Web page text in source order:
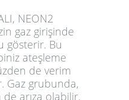
NEON2
gaz girişinde
gösterir. Bu
ateşleme
de verim
Gaz grubunda,
arıza olabilir.